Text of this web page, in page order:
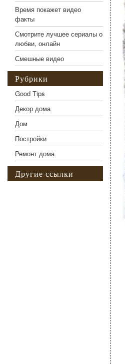
Время покажет видео
факты
Смотрите лучшее сериалы о
любви, онлайн
Смешные видео
Рубрики
Good Tips
Декор дома
Дом
Постройки
Ремонт дома
Другие ссылки